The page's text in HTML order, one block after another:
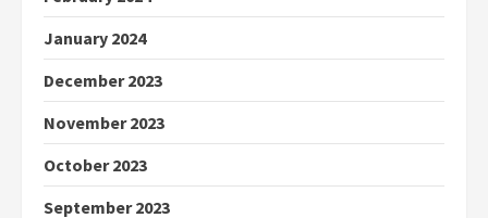
January 2024
December 2023
November 2023
October 2023
September 2023